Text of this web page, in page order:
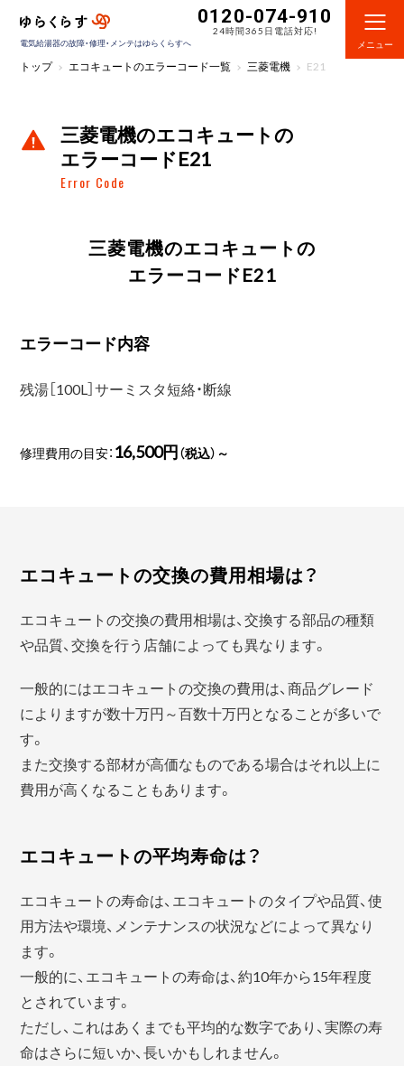
電気給湯器の故障・修理・メンテはゆらくらすへ
0120-074-910
24時間365日電話対応!
メニュー
トップ エコキュートのエラーコード一覧 三菱電機 E21
三菱電機のエコキュートの
エラーコードE21
Error Code
三菱電機のエコキュートの
エラーコードE21
エラーコード内容
残湯［100L］サーミスタ短絡・断線
修理費用の目安： 16,500円（税込）～
エコキュートの交換の費用相場は？
エコキュートの交換の費用相場は、交換する部品の種類
や品質、交換を行う店舗によっても異なります。
一般的にはエコキュートの交換の費用は、商品グレード
によりますが数十万円～百数十万円となることが多いで
す。
また交換する部材が高価なものである場合はそれ以上に
費用が高くなることもあります。
エコキュートの平均寿命は？
エコキュートの寿命は、エコキュートのタイプや品質、使
用方法や環境、メンテナンスの状況などによって異なり
ます。
一般的に、エコキュートの寿命は、約10年から15年程度
とされています。
ただし、これはあくまでも平均的な数字であり、実際の寿
命はさらに短いか、長いかもしれません。